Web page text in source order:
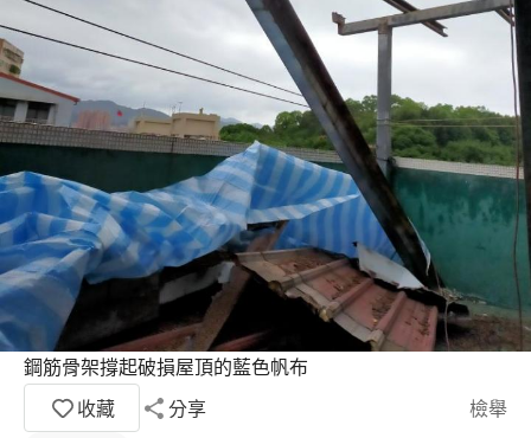
鋼筋骨架撐起破損屋頂的藍色帆布
收藏
分享 檢舉